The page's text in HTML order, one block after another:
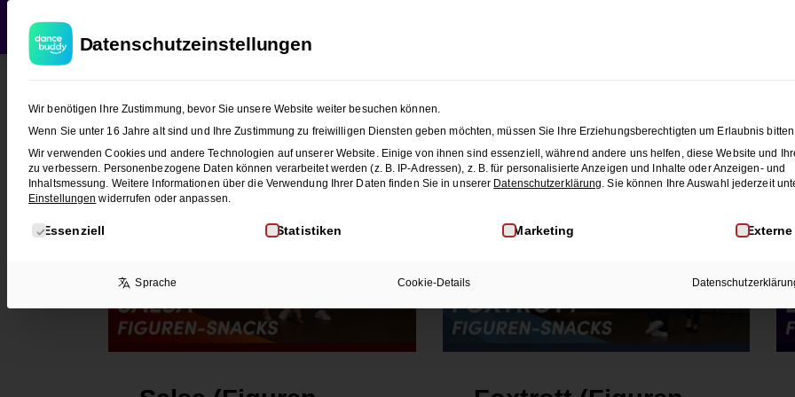
Datenschutzeinstellungen
Wir benötigen Ihre Zustimmung, bevor Sie unsere Website weiter besuchen können.
Wenn Sie unter 16 Jahre alt sind und Ihre Zustimmung zu freiwilligen Diensten geben möchten, müssen Sie Ihre Erziehungsberechtigten um Erlaubnis
Wir verwenden Cookies und andere Technologien auf unserer Website. Einige von ihnen sind essenziell, während andere uns helfen, diese Website und
zu verbessern. Personenbezogene Daten können verarbeitet werden (z. B. IP-Adressen), z. B. für personalisierte Anzeigen und Inhalte oder Anzeigen- und
Inhaltsmessung. Weitere Informationen über die Verwendung Ihrer Daten finden Sie in unserer Datenschutzerklärung. Sie können Ihre Auswahl jederzeit
Einstellungen widerrufen oder anpassen.
Es folgt eine Liste der Service-Gruppen, für die eine Einwilligung erteilt werden kann. Die erste Service-Gruppe
Essenziell Statistiken Marketing
Sprache Cookie-Details